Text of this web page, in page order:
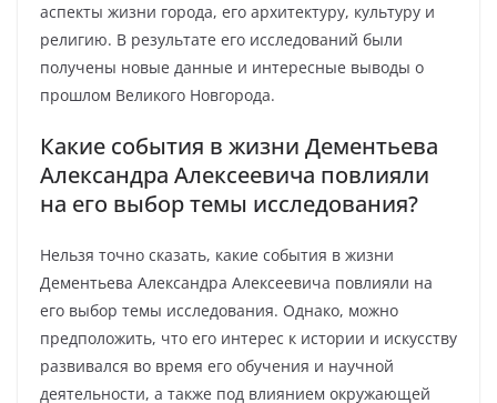
аспекты жизни города, его архитектуру, культуру и
религию. В результате его исследований были
получены новые данные и интересные выводы о
прошлом Великого Новгорода.
Какие события в жизни Дементьева
Александра Алексеевича повлияли
на его выбор темы исследования?
Нельзя точно сказать, какие события в жизни
Дементьева Александра Алексеевича повлияли на
его выбор темы исследования. Однако, можно
предположить, что его интерес к истории и искусству
развивался во время его обучения и научной
деятельности, а также под влиянием окружающей